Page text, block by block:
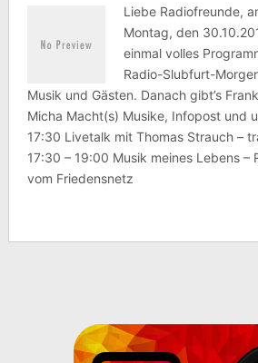
Liebe Radiofreunde,
Montag, den
einmal volles
Radio-Slubfurt-
Musik und Gästen. Danach gibt’s
Micha Macht(s) Musike, Infopost und
17:30 Livetalk mit Thomas Strauch –
17:30 – 19:00 Musik meines Lebens –
vom Friedensnetz